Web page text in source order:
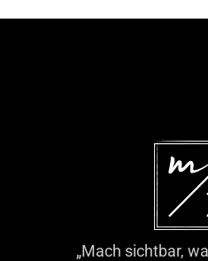
„Mach sichtbar,